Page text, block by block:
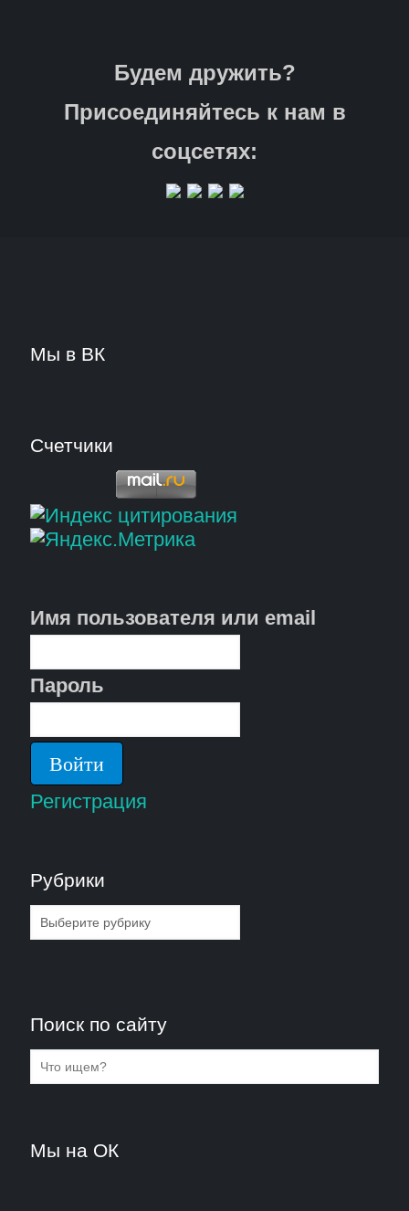
Будем дружить?
Присоединяйтесь к нам в
соцсетях:
Мы в ВК
Счетчики
Имя пользователя или email
Пароль
Регистрация
Рубрики
Рубрики
Поиск по сайту
Мы на ОК